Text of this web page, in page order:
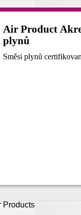
Air Product
plynů
Směsi plynů